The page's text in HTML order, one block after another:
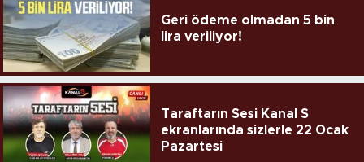
Geri ödeme olmadan 5 bin
lira veriliyor!
Taraftarın Sesi Kanal S
ekranlarında sizlerle 22 Ocak
Pazartesi